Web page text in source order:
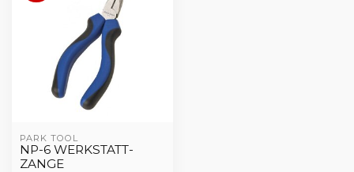
PARK TOOL
NP-6 WERKSTATT-
ZANGE